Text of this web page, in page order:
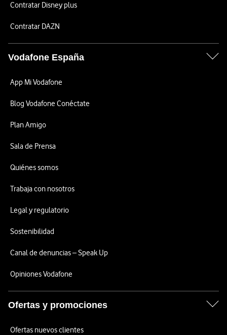
Contratar Disney plus
Contratar DAZN
Vodafone España
App Mi Vodafone
Blog Vodafone Conéctate
Plan Amigo
Sala de Prensa
Quiénes somos
Trabaja con nosotros
Legal y regulatorio
Sostenibilidad
Canal de denuncias – Speak Up
Opiniones Vodafone
Ofertas y promociones
Ofertas nuevos clientes